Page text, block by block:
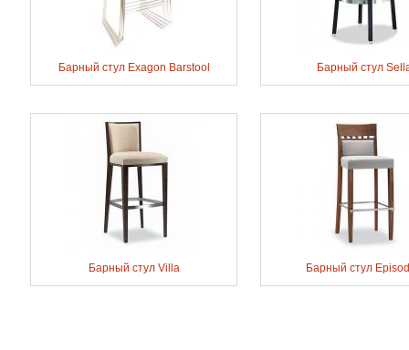
Барный стул Exagon Barstool Барный стул
Барный стул Villa Барный стул